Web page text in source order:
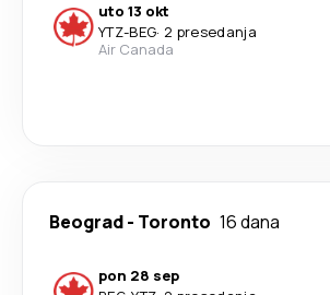
uto 13 okt
YTZ-BEG· 2 presedanja
Air Canada
Beograd- Toronto 16 dana
pon 28 sep